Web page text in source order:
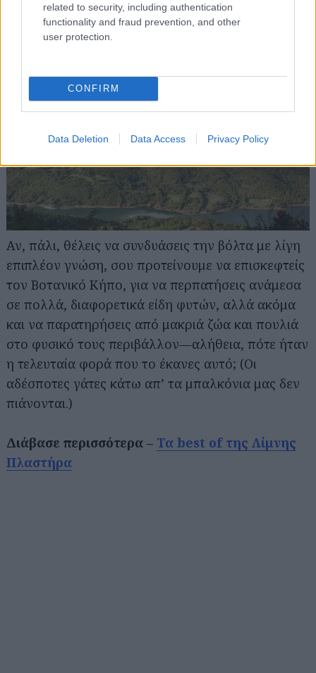
related to security, including authentication
functionality and fraud prevention, and other
user protection.
CONFIRM
Data Deletion Data Access Privacy Policy
λίμνες, τα χρώματα που την περιβάλλουν γίνονται
ακόμα πιο πανέμορφα. Ο γύρος της λίμνης είναι
Αν, πάλι, θέλεις να συνδυάσεις την βόλτα με λίγη
επιπλέον γνώση, σου προτείνουμε να επισκεφτείς
τον Βοτανικό Κήπο, για να περπατήσεις ανάμεσα
σε πολλά, διαφορετικά είδη φυτών, αλλά ακόμα
και να παρατηρήσεις από μακριά ζώα και πουλιά
στο φυσικό τους περιβάλλον—αλήθεια, πότε ήταν
η τελευταία φορά που το έκανες αυτό; (Οι
αδέσποτες γάτες κάτω απ’ τα μπαλκόνια μας δεν
πιάνονται.)
Διάβασε περισσότερα – Τα best of της Λίμνης
Πλαστήρα